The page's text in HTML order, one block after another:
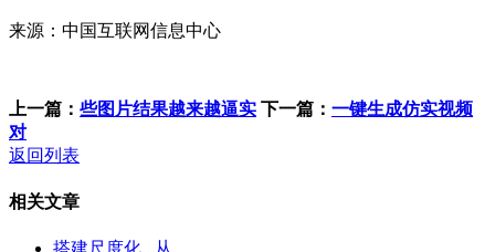
来源：中国互联网信息中心
上一篇： 些图片结果越来越逼实 下一篇： 一键生成仿实视频
对
返回列表
相关文章